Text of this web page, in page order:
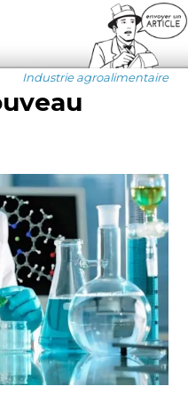
Catégories
Industrie agroalimentaire